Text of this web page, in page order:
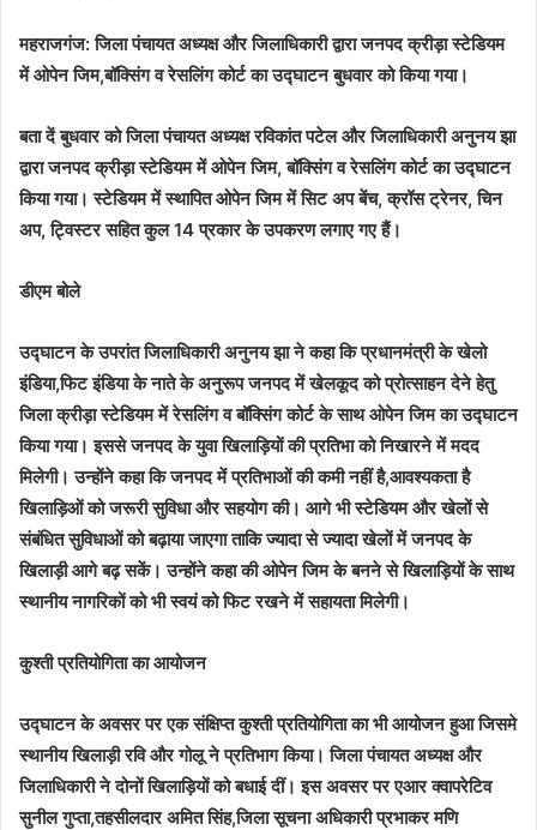
महराजगंज: जिला पंचायत अध्यक्ष और जिलाधिकारी द्वारा जनपद क्रीड़ा स्टेडियम
में ओपेन जिम,बॉक्सिंग व रेसलिंग कोर्ट का उद्घाटन बुधवार को किया गया।
बता दें बुधवार को जिला पंचायत अध्यक्ष रविकांत पटेल और जिलाधिकारी अनुनय झा
द्वारा जनपद क्रीड़ा स्टेडियम में ओपेन जिम, बॉक्सिंग व रेसलिंग कोर्ट का उद्घाटन
किया गया। स्टेडियम में स्थापित ओपेन जिम में सिट अप बेंच, क्रॉस ट्रेनर, चिन
अप, ट्विस्टर सहित कुल 14 प्रकार के उपकरण लगाए गए हैं।
डीएम बोले
उद्घाटन के उपरांत जिलाधिकारी अनुनय झा ने कहा कि प्रधानमंत्री के खेलो
इंडिया,फिट इंडिया के नाते के अनुरूप जनपद में खेलकूद को प्रोत्साहन देने हेतु
जिला क्रीड़ा स्टेडियम में रेसलिंग व बॉक्सिंग कोर्ट के साथ ओपेन जिम का उद्घाटन
किया गया। इससे जनपद के युवा खिलाड़ियों की प्रतिभा को निखारने में मदद
मिलेगी। उन्होंने कहा कि जनपद में प्रतिभाओं की कमी नहीं है,आवश्यकता है
खिलाड़िओं को जरूरी सुविधा और सहयोग की। आगे भी स्टेडियम और खेलों से
संबंधित सुविधाओं को बढ़ाया जाएगा ताकि ज्यादा से ज्यादा खेलों में जनपद के
खिलाड़ी आगे बढ़ सकें। उन्होंने कहा की ओपेन जिम के बनने से खिलाड़ियों के साथ
स्थानीय नागरिकों को भी स्वयं को फिट रखने में सहायता मिलेगी।
कुश्ती प्रतियोगिता का आयोजन
उद्घाटन के अवसर पर एक संक्षिप्त कुश्ती प्रतियोगिता का भी आयोजन हुआ जिसमे
स्थानीय खिलाड़ी रवि और गोलू ने प्रतिभाग किया। जिला पंचायत अध्यक्ष और
जिलाधिकारी ने दोनों खिलाड़ियों को बधाई दीं। इस अवसर पर एआर क्वापरेटिव
सुनील गुप्ता,तहसीलदार अमित सिंह,जिला सूचना अधिकारी प्रभाकर मणि